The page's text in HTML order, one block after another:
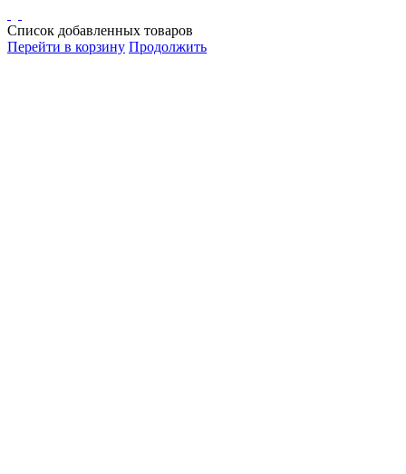
Список добавленных товаров
Перейти в корзину Продолжить